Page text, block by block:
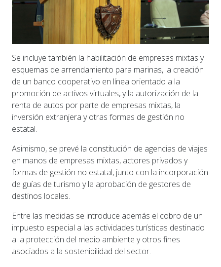
Se incluye también la habilitación de empresas mixtas y
esquemas de arrendamiento para marinas, la creación
de un banco cooperativo en línea orientado a la
promoción de activos virtuales, y la autorización de la
renta de autos por parte de empresas mixtas, la
inversión extranjera y otras formas de gestión no
estatal.
Asimismo, se prevé la constitución de agencias de viajes
en manos de empresas mixtas, actores privados y
formas de gestión no estatal, junto con la incorporación
de guías de turismo y la aprobación de gestores de
destinos locales.
Entre las medidas se introduce además el cobro de un
impuesto especial a las actividades turísticas destinado
a la protección del medio ambiente y otros fines
asociados a la sostenibilidad del sector.